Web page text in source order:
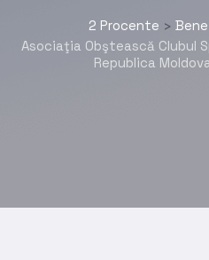
2 Procente >
Asociaţia Obştească Clubul
Republica